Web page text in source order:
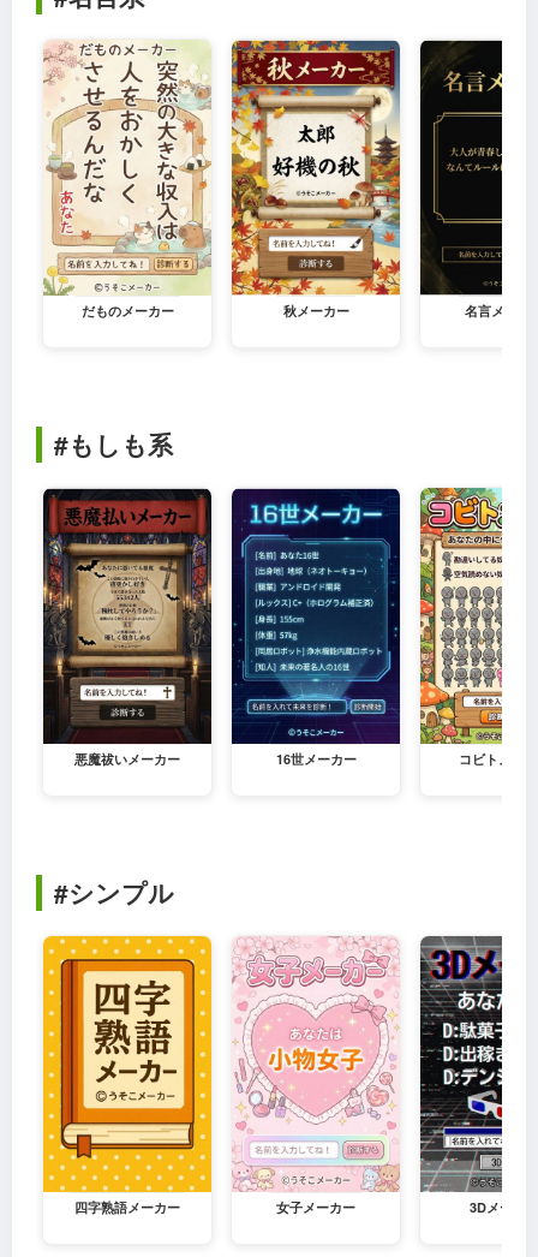
だものメーカー 秋メーカー 名言メーカ
#もしも系
悪魔祓いメーカー 16世メーカー コビトメー
#シンプル
四字熟語メーカー 女子メーカー 3Dメーカー